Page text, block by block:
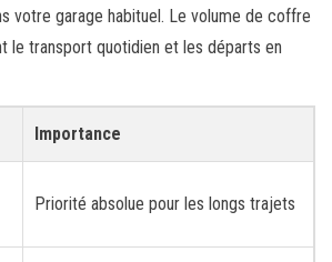
votre garage habituel. Le volume de coffre
le transport quotidien et les départs en
Importance
Priorité absolue pour les longs trajets